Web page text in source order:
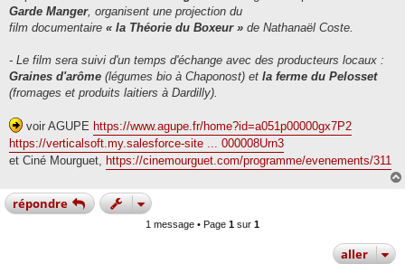
Garde Manger, organisent une projection du
film documentaire « la Théorie du Boxeur » de Nathanaël Coste.
- Le film sera suivi d'un temps d'échange avec des producteurs locaux :
Graines d'arôme (légumes bio à Chaponost) et la ferme du Pelosset
(fromages et produits laitiers à Dardilly).
voir AGUPE https://www.agupe.fr/home?id=a051p00000gx7P2
https://verticalsoft.my.salesforce-site ... 000008Urn3
et Ciné Mourguet, https://cinemourguet.com/programme/evenements/311
répondre
1 message • Page 1 sur 1
aller